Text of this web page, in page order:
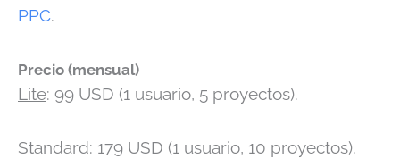
PPC.
Precio (mensual)
Lite: 99 USD (1 usuario, 5 proyectos).
Standard: 179 USD (1 usuario, 10 proyectos).